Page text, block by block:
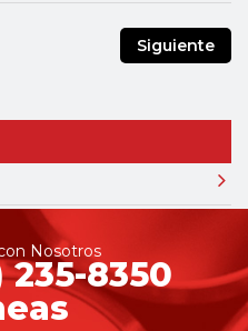
Siguiente
Nosotros
235-8350